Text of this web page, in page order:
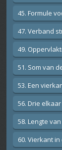
45. Formule
47. Verband
49.
51. Som van
53. Een
56. Drie
58. Lengte
60. Vierkant